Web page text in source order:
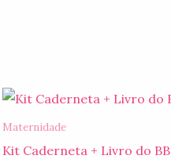
Maternidade
Kit Caderneta + Livro do BB
Faixa
de
através